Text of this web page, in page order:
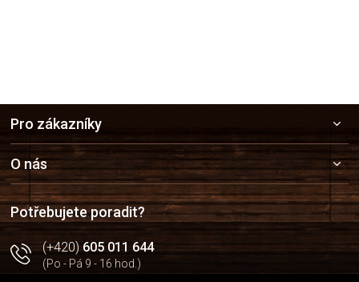
a
t
í
Pro zákazníky
O nás
Potřebujete poradit?
(+420)605 011 644
(Po - Pá 9 - 16 hod.)